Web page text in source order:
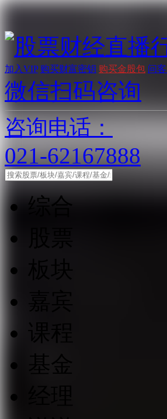
加入VIP 购买财富密钥 购买金股包 问
微信扫码咨询
咨询电话：
021-62167888
综合